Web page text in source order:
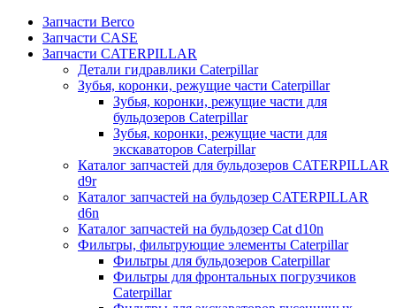
Запчасти Berco
Запчасти CASE
Запчасти CATERPILLAR
Детали гидравлики Caterpillar
Зубья, коронки, режущие части Caterpillar
Зубья, коронки, режущие части для
бульдозеров Caterpillar
Зубья, коронки, режущие части для
экскаваторов Caterpillar
Каталог запчастей для бульдозеров CATERPILLAR
d9r
Каталог запчастей на бульдозер CATERPILLAR
d6n
Каталог запчастей на бульдозер Сat d10n
Фильтры, фильтрующие элементы Caterpillar
Фильтры для бульдозеров Caterpillar
Фильтры для фронтальных погрузчиков
Caterpillar